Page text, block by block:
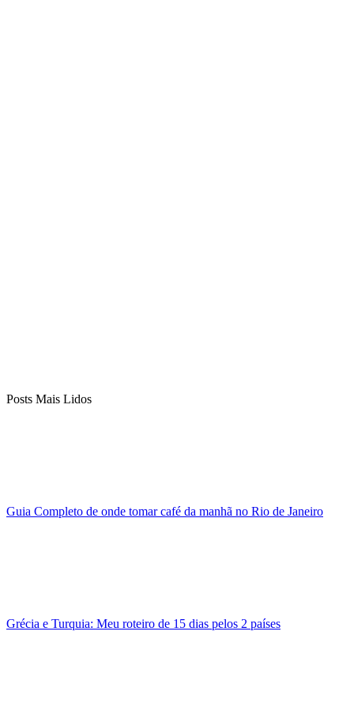
Posts Mais Lidos
Guia Completo de onde tomar café da manhã no Rio de Janeiro
Grécia e Turquia: Meu roteiro de 15 dias pelos 2 países